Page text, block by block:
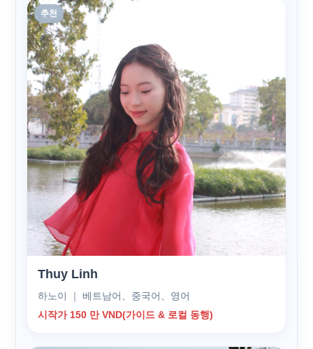
추천
Thuy Linh
하노이 ｜ 베트남어、중국어、영어
시작가 150 만 VND(가이드 & 로컬 동행)